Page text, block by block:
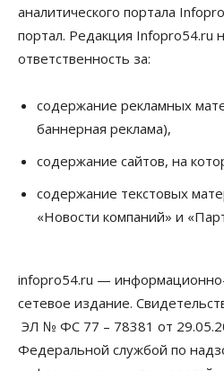
Новосибирск готовится к
Путина
Бизнес Недвижимость
Росреестр
06 Августа 2026, 12:00
Телекоммуникации
В 16 населённых пунктах
Бизнес Право&Порядок
новосибирские компании
06 Августа 2026, 11:00
аналитического портала
портал. Редакция Infopro54.ru
ответственность за:
содержание рекламных
баннерная реклама),
содержание сайтов, на
содержание текстовых
«Новости компаний» и
infopro54.ru —
сетевое издание.
ЭЛ № ФС 77 – 78381 от
Федеральной службой по